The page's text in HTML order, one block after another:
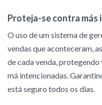
Proteja-se contra más
O uso de um sistema de
vendas que aconteceram,
de cada venda,
má intencionadas.
está seguro todos os dias.